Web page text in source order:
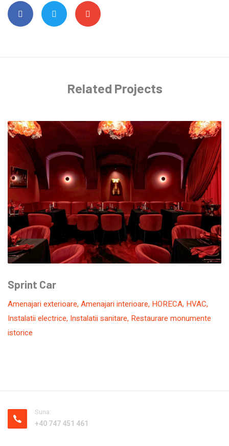
Related Projects
Sprint Car
Amenajari exterioare, Amenajari interioare, HORECA, HVAC,
Instalatii electrice, Instalatii sanitare, Restaurare monumente
istorice
Suna:
+40 747 451 461